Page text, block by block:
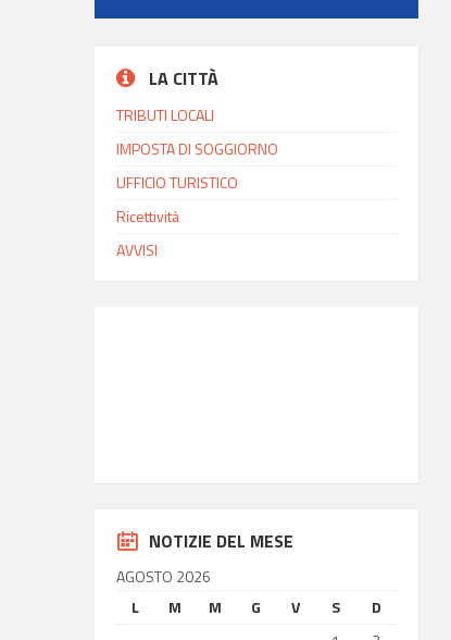
LA CITTÀ
TRIBUTI LOCALI
IMPOSTA DI SOGGIORNO
UFFICIO TURISTICO
Ricettività
AVVISI
NOTIZIE DEL MESE
AGOSTO 2026
L
M M G V S
D